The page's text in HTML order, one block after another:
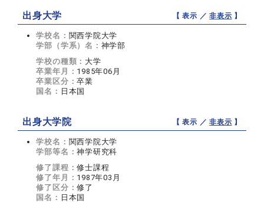
出身大学 【 表示 ／非表示 】
学校名： 関西学院大学
学部（学系）名： 神学部
学校の種類： 大学
卒業年月： 1985年06月
卒業区分：卒業
国名： 日本国
出身大学院 【 表示 ／非表示 】
学校名： 関西学院大学
学部等名：神学研究科
修了課程：修士課程
修了年月： 1987年03月
修了区分：修了
国名： 日本国